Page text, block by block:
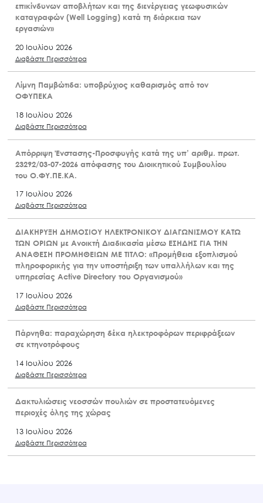
επικίνδυνων αποβλήτων και της διενέργειας γεωφυσικών
καταγραφών (Well Logging) κατά τη διάρκεια των
εργασιών»
20 Ιουλίου 2026
Διαβάστε Περισσότερα
Λίμνη Παμβώτιδα: υποβρύχιος καθαρισμός από τον
ΟΦΥΠΕΚΑ
18 Ιουλίου 2026
Διαβάστε Περισσότερα
Απόρριψη Ένστασης-Προσφυγής κατά της υπ’ αριθμ. πρωτ.
23292/03-07-2026 απόφασης του Διοικητικού Συμβουλίου
του Ο.ΦΥ.ΠΕ.ΚΑ.
17 Ιουλίου 2026
Διαβάστε Περισσότερα
ΔΙΑΚΗΡΥΞΗ ΔΗΜΟΣΙΟΥ ΗΛΕΚΤΡΟΝΙΚΟΥ ΔΙΑΓΩΝΙΣΜΟΥ ΚΑΤΩ
ΤΩΝ ΟΡΙΩΝ με Ανοικτή Διαδικασία μέσω ΕΣΗΔΗΣ ΓΙΑ ΤΗΝ
ΑΝΑΘΕΣΗ ΠΡΟΜΗΘΕΙΩΝ ΜΕ ΤΙΤΛΟ: «Προμήθεια εξοπλισμού
πληροφορικής για την υποστήριξη των υπαλλήλων και της
υπηρεσίας Active Directory του Οργανισμού»
17 Ιουλίου 2026
Διαβάστε Περισσότερα
Πάρνηθα: παραχώρηση δέκα ηλεκτροφόρων περιφράξεων
σε κτηνοτρόφους
14 Ιουλίου 2026
Διαβάστε Περισσότερα
Δακτυλιώσεις νεοσσών πουλιών σε προστατευόμενες
περιοχές όλης της χώρας
13 Ιουλίου 2026
Διαβάστε Περισσότερα